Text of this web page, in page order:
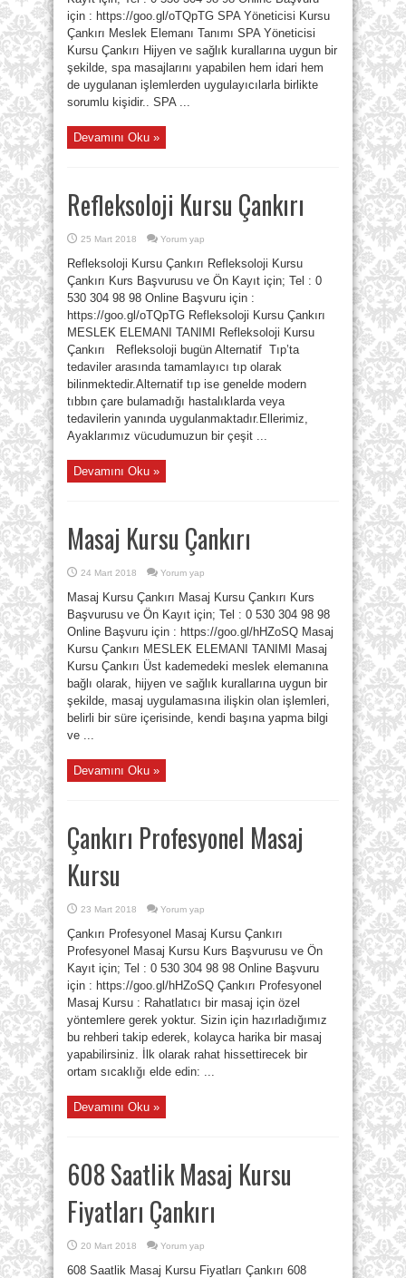
için : https://goo.gl/oTQpTG SPA Yöneticisi Kursu
Çankırı Meslek Elemanı Tanımı SPA Yöneticisi
Kursu Çankırı Hijyen ve sağlık kurallarına uygun bir
şekilde, spa masajlarını yapabilen hem idari hem
de uygulanan işlemlerden uygulayıcılarla birlikte
sorumlu kişidir.. SPA ...
Devamını Oku »
Refleksoloji Kursu Çankırı
25 Mart 2018 Yorum yap
Refleksoloji Kursu Çankırı Refleksoloji Kursu
Çankırı Kurs Başvurusu ve Ön Kayıt için; Tel : 0
530 304 98 98 Online Başvuru için :
https://goo.gl/oTQpTG Refleksoloji Kursu Çankırı
MESLEK ELEMANI TANIMI Refleksoloji Kursu
Çankırı Refleksoloji bugün Alternatif Tıp’ta
tedaviler arasında tamamlayıcı tıp olarak
bilinmektedir.Alternatif tıp ise genelde modern
tıbbın çare bulamadığı hastalıklarda veya
tedavilerin yanında uygulanmaktadır.Ellerimiz,
Ayaklarımız vücudumuzun bir çeşit ...
Devamını Oku »
Masaj Kursu Çankırı
24 Mart 2018 Yorum yap
Masaj Kursu Çankırı Masaj Kursu Çankırı Kurs
Başvurusu ve Ön Kayıt için; Tel : 0 530 304 98 98
Online Başvuru için : https://goo.gl/hHZoSQ Masaj
Kursu Çankırı MESLEK ELEMANI TANIMI Masaj
Kursu Çankırı Üst kademedeki meslek elemanına
bağlı olarak, hijyen ve sağlık kurallarına uygun bir
şekilde, masaj uygulamasına ilişkin olan işlemleri,
belirli bir süre içerisinde, kendi başına yapma bilgi
ve ...
Devamını Oku »
Çankırı Profesyonel Masaj
Kursu
23 Mart 2018 Yorum yap
Çankırı Profesyonel Masaj Kursu Çankırı
Profesyonel Masaj Kursu Kurs Başvurusu ve Ön
Kayıt için; Tel : 0 530 304 98 98 Online Başvuru
için : https://goo.gl/hHZoSQ Çankırı Profesyonel
Masaj Kursu : Rahatlatıcı bir masaj için özel
yöntemlere gerek yoktur. Sizin için hazırladığımız
bu rehberi takip ederek, kolayca harika bir masaj
yapabilirsiniz. İlk olarak rahat hissettirecek bir
ortam sıcaklığı elde edin: ...
Devamını Oku »
608 Saatlik Masaj Kursu
Fiyatları Çankırı
20 Mart 2018 Yorum yap
608 Saatlik Masaj Kursu Fiyatları Çankırı 608